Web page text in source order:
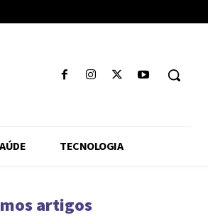
TECNOLOGIA
artigos